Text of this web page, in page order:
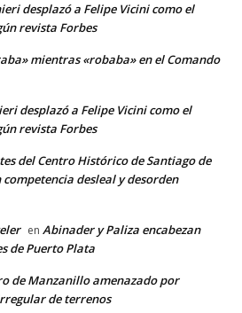
desplazó a Felipe Vicini como el
revista Forbes
mientras «robaba» en el Comando
desplazó a Felipe Vicini como el
revista Forbes
del Centro Histórico de Santiago de
desleal y desorden
en Abinader y Paliza encabezan
de Puerto Plata
de Manzanillo amenazado por
de terrenos